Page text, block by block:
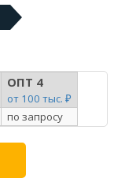
ОПТ 4
от 100 тыс. ₽
по запросу